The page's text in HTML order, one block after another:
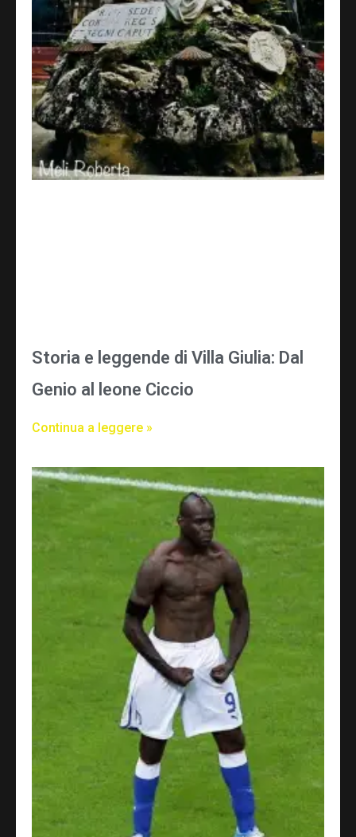
Storia e leggende di Villa Giulia: Dal
Genio al leone Ciccio
Continua a leggere »